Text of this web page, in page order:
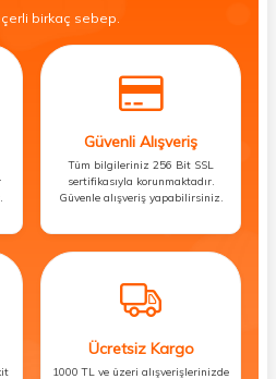
birkaç sebep.
Güvenli Alışveriş
Tüm bilgileriniz 256 Bit SSL
sertifikasıyla korunmaktadır.
Güvenle alışveriş yapabilirsiniz.
Ücretsiz Kargo
1000 TL ve üzeri alışverişlerinizde